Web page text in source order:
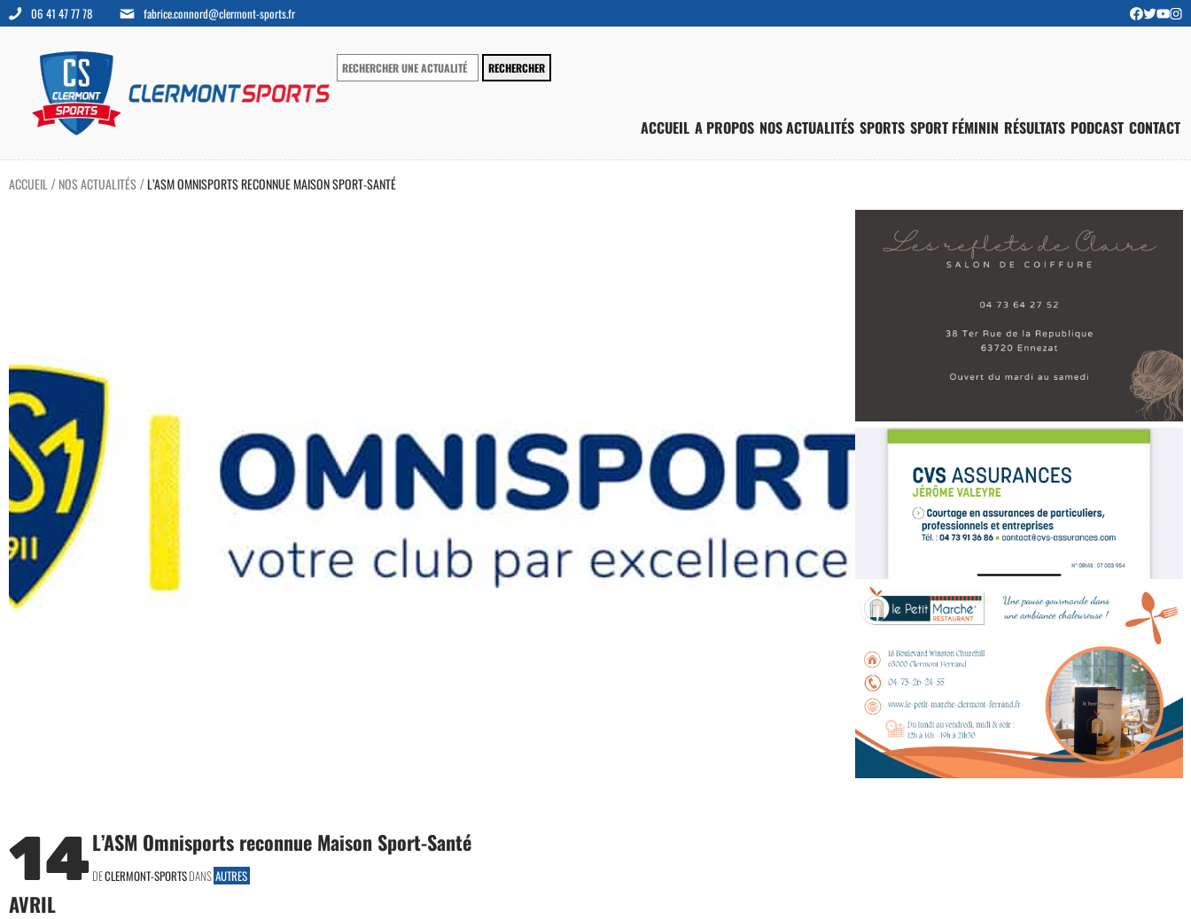
06 41 47 77 78 fabrice.connord@clermont-sports.fr
ACCUEIL A PROPOS NOS ACTUALITÉS SPORTS SPORT FÉMININ RÉSULTATS PODCAST CONTACT
ACCUEIL / NOS ACTUALITÉS/L’ASM OMNISPORTS RECONNUE MAISON SPORT-SANTÉ
14
AVRIL
L’ASM Omnisports reconnue Maison Sport-Santé
DECLERMONT-SPORTSDANS AUTRES